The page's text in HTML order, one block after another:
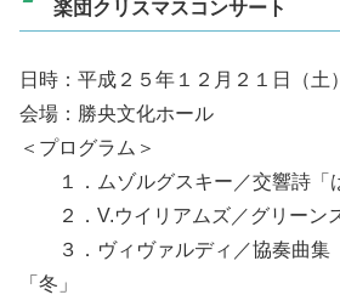
楽団クリスマスコンサート
日時：平成２５年１２月２１日（土）
会場：勝央文化ホール
＜プログラム＞
１．ムゾルグスキー／交響詩「
２．V.ウイリアムズ／グリーン
３．ヴィヴァルディ／協奏曲集
「冬」